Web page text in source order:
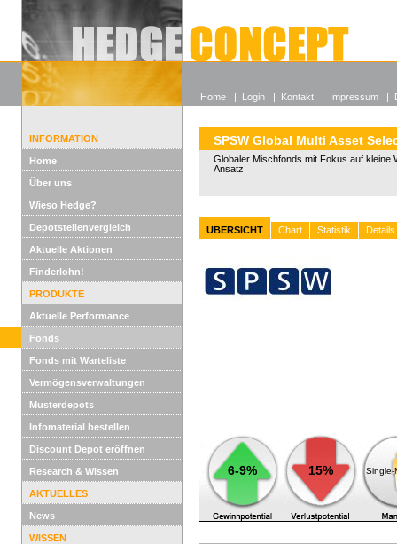
Alle
Wieso
INFORMATION
Home
Über uns
Wieso Hedge?
Depotstellenvergleich
Aktuelle Aktionen
Finderlohn!
PRODUKTE
Aktuelle Performance
Fonds
Fonds mit Warteliste
Vermögensverwaltungen
Musterdepots
Infomaterial bestellen
Discount Depot eröffnen
Research & Wissen
AKTUELLES
News
WISSEN
SPSW Global Multi Asset
Globaler Mischfonds mit Fokus auf kleine
Ansatz
ÜBERSICHT Chart Statistik Details
6-9% 15% Single-
Home | Login | Kontakt | Impressum |